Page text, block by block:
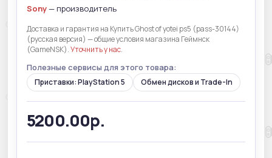
Sony— производитель
Доставка и гарантия на Купить Ghost of yotei ps5 (pass-30144)
(русская версия) — общие условия магазина Геймнск
(GameNSK).Уточнить у нас.
Полезные сервисы для этого товара:
Приставки: PlayStation 5 Обмен дисков и Trade-In
5200.00р.